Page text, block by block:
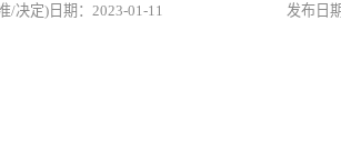
2023-01-11